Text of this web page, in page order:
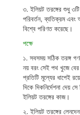
৩. ইলিয়ট তরঙ্গের শুধু
পরিবর্তন, ব্যতিক্রম
বিশ্বে পরিণত করেছে।
পক্ষে
১. সবসময় সঠিক তরঙ্গ
নয় বরং সেই পথ খুজে
প্রতিটি মূল্যের ধাপেই
দিকে দিকনির্দেশনা
ইলিয়ট তরঙ্গের কাজ।
২. ইলিয়ট তরঙ্গের